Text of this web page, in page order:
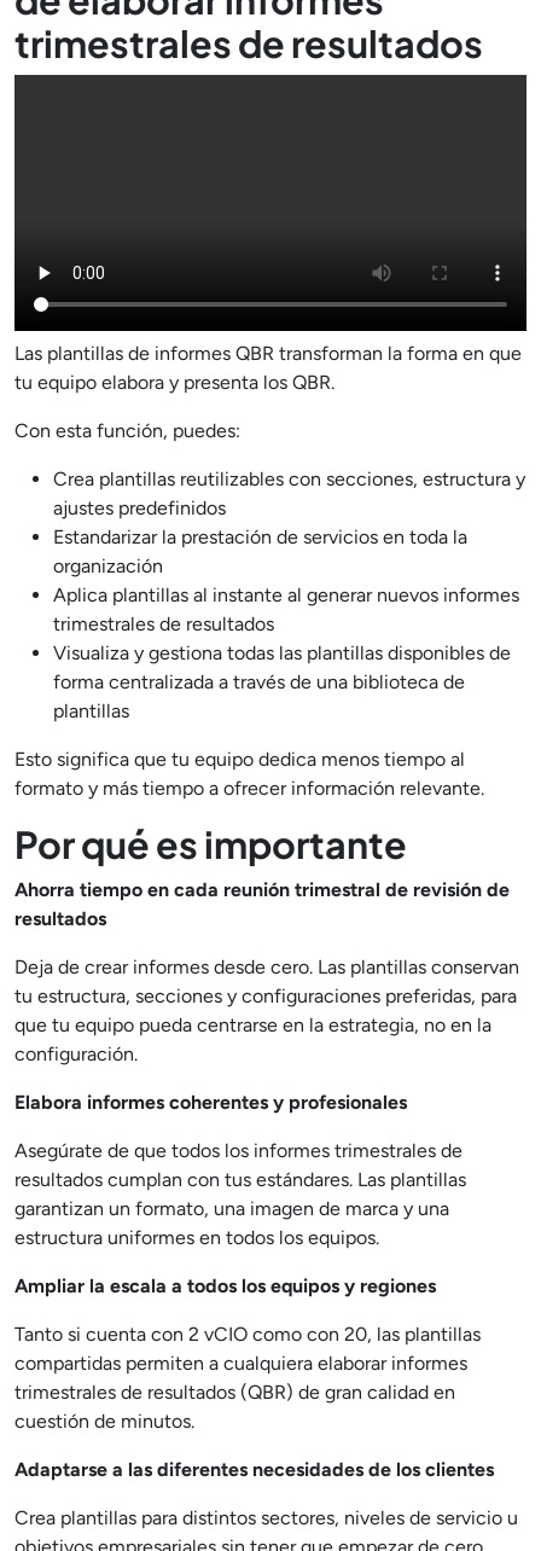
trimestrales de resultados
Las plantillas de informes QBR transforman la forma en que
tu equipo elabora y presenta los QBR.
Con esta función, puedes:
Crea plantillas reutilizables con secciones, estructura y
ajustes predefinidos
Estandarizar la prestación de servicios en toda la
organización
Aplica plantillas al instante al generar nuevos informes
trimestrales de resultados
Visualiza y gestiona todas las plantillas disponibles de
forma centralizada a través de una biblioteca de
plantillas
Esto significa que tu equipo dedica menos tiempo al
formato y más tiempo a ofrecer información relevante.
Por qué es importante
Ahorra tiempo en cada reunión trimestral de revisión de
resultados
Deja de crear informes desde cero. Las plantillas conservan
tu estructura, secciones y configuraciones preferidas, para
que tu equipo pueda centrarse en la estrategia, no en la
configuración.
Elabora informes coherentes y profesionales
Asegúrate de que todos los informes trimestrales de
resultados cumplan con tus estándares. Las plantillas
garantizan un formato, una imagen de marca y una
estructura uniformes en todos los equipos.
Ampliar la escala a todos los equipos y regiones
Tanto si cuenta con 2 vCIO como con 20, las plantillas
compartidas permiten a cualquiera elaborar informes
trimestrales de resultados (QBR) de gran calidad en
cuestión de minutos.
Adaptarse a las diferentes necesidades de los clientes
Crea plantillas para distintos sectores, niveles de servicio u